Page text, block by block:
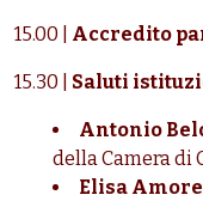
15.00 | Accredito
15.30 | Saluti
Antonio
della Camera di
Elisa